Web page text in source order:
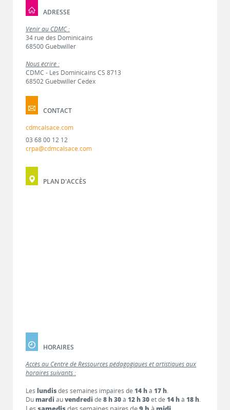
ADRESSE
Venir au CDMC :
34 rue des Dominicains
68500 Guebwiller
Nous écrire :
CDMC - Les Dominicains CS 8713
68502 Guebwiller Cedex
CONTACT
cdmcalsace.com
03 68 00 12 12
crpa@cdmcalsace.com
PLAN D'ACCÈS
HORAIRES
Accès au Centre de Ressources pédagogiques et artistiques aux
horaires suivants :
Les lundisdes semaines impaires de 14 hà 17 h.
Dumardi auvendredi de 8 h 30à 12 h 30et de 14 hà 18 h.